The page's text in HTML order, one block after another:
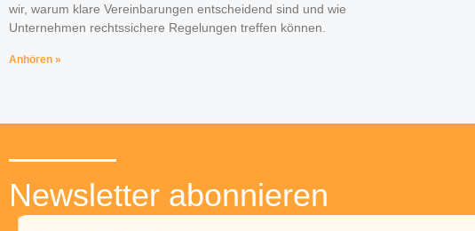
wir, warum klare Vereinbarungen entscheidend sind und wie
Unternehmen rechtssichere Regelungen treffen können.
Anhören »
Newsletter abonnieren